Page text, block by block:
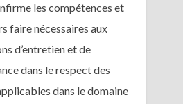
les compétences et
faire nécessaires aux
d’entretien et de
dans le respect des
dans le domaine